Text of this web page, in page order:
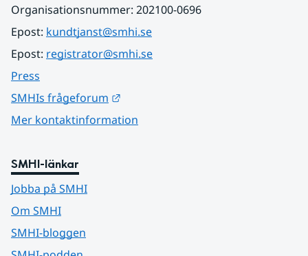
Organisationsnummer: 202100-0696
Epost: kundtjanst@smhi.se
Epost: registrator@smhi.se
Press
SMHIs frågeforum
Mer kontaktinformation
SMHI-länkar
Jobba på SMHI
Om SMHI
SMHI-bloggen